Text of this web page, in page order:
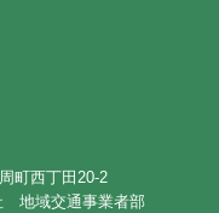
町西丁田20-2
地域交通事業者部